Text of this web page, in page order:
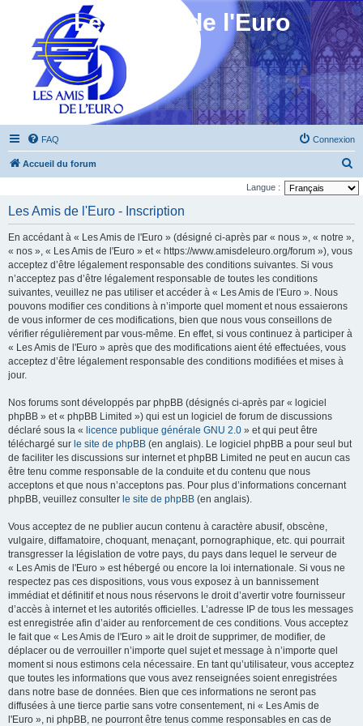
Les Amis de l'Euro
FAQ Connexion
Accueil du forum
e
Langue :
Les Amis de l'Euro - Inscription
En accédant à « Les Amis de l'Euro » (désigné ci-après par « nous », « notre »,
« nos », « Les Amis de l'Euro » et « https://www.amisdeleuro.org/forum »), vous
acceptez d’être légalement responsable des conditions suivantes. Si vous
n’acceptez pas d’être légalement responsable de toutes les conditions
suivantes, veuillez ne pas utiliser et accéder à « Les Amis de l'Euro ». Nous
pouvons modifier ces conditions à n’importe quel moment et nous essaierons
de vous informer de ces modifications, bien que nous vous conseillons de
vérifier régulièrement par vous-même. En effet, si vous continuez à participer à
« Les Amis de l'Euro » après que des modifications aient été effectuées, vous
acceptez d’être légalement responsable des conditions modifiées et mises à
jour.
Nos forums sont développés par phpBB (désignés ci-après par « logiciel
phpBB » et « phpBB Limited ») qui est un logiciel de forum de discussions
déclaré sous la « licence publique générale GNU 2.0 » et qui peut être
téléchargé sur le site de phpBB (en anglais). Le logiciel phpBB a pour seul but
de faciliter les discussions sur internet et phpBB Limited ne peut en aucun cas
être tenu comme responsable de la conduite et du contenu que nous
acceptons et que nous n’acceptons pas. Pour plus d’informations concernant
phpBB, veuillez consulter le site de phpBB (en anglais).
Vous acceptez de ne publier aucun contenu à caractère abusif, obscène,
vulgaire, diffamatoire, choquant, menaçant, pornographique, etc. qui pourrait
transgresser la législation de votre pays, du pays dans lequel le serveur de
« Les Amis de l'Euro » est hébergé ou encore la loi internationale. Si vous ne
respectez pas ces dispositions, vous vous exposez à un bannissement
immédiat et définitif et nous nous réservons le droit d’avertir votre fournisseur
d’accès à internet et les autorités officielles. L’adresse IP de tous les messages
est enregistrée afin d’aider au renforcement de ces conditions. Vous acceptez
le fait que « Les Amis de l'Euro » ait le droit de supprimer, de modifier, de
déplacer ou de verrouiller n’importe quel sujet et message à n’importe quel
moment si nous estimons cela nécessaire. En tant qu’utilisateur, vous acceptez
que toutes les informations que vous avez renseignées soient enregistrées
dans notre base de données. Bien que ces informations ne seront pas
diffusées à une tierce partie sans votre consentement, ni « Les Amis de
l'Euro », ni phpBB, ne pourront être tenus comme responsables en cas de